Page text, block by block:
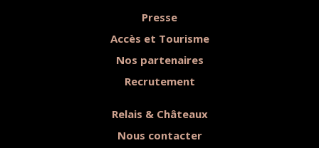
Presse
Accès et Tourisme
Nos partenaires
Recrutement
Relais & Châteaux
Nous contacter